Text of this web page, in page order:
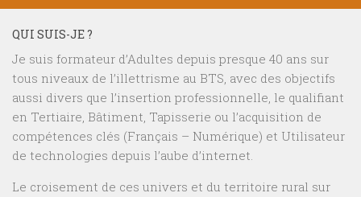
QUI SUIS-JE ?
Je suis formateur d’Adultes depuis presque 40 ans sur
tous niveaux de l’illettrisme au BTS, avec des objectifs
aussi divers que l’insertion professionnelle, le qualifiant
en Tertiaire, Bâtiment, Tapisserie ou l’acquisition de
compétences clés (Français – Numérique) et Utilisateur
de technologies depuis l’aube d’internet.
Le croisement de ces univers et du territoire rural sur